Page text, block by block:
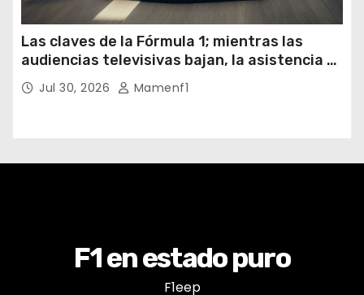
Las claves de la Fórmula 1; mientras las
audiencias televisivas bajan, la asistencia a
los circuitos suben y en España se nos
vienen sorpresas
Jul 30, 2026 Mamenf1
F1 en estado puro
F1eep